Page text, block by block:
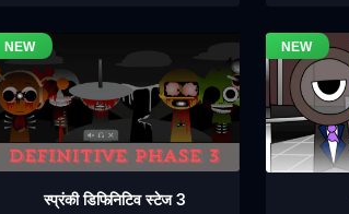
स्प्रंकी डिफिनिटिव स्टेज 3